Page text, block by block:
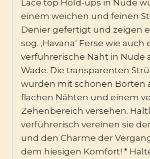
Lace top Hold-ups in Nude
einem weichen und feinen
Denier gefertigt und zeigen
sog. ‚Havana‘ Ferse wie auch
verführerische Naht in Nude
Wade. Die transparenten
wurden mit schönen Borten
flachen Nähten und einem
Zehenbereich versehen.
verführerisch vereinen sie
und den Charme der
dem hiesigen Komfort! *